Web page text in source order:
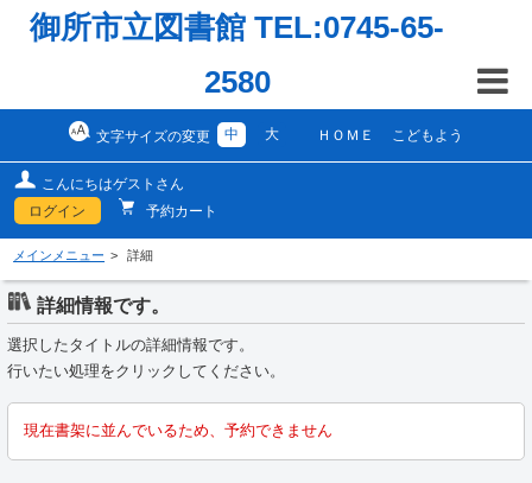
御所市立図書館 TEL:0745-65-
2580
文字サイズの変更 中 大 ＨＯＭＥ こどもよう
こんにちはゲストさん
ログイン
予約カート
メインメニュー 詳細
詳細情報です。
選択したタイトルの詳細情報です。
行いたい処理をクリックしてください。
現在書架に並んでいるため、予約できません